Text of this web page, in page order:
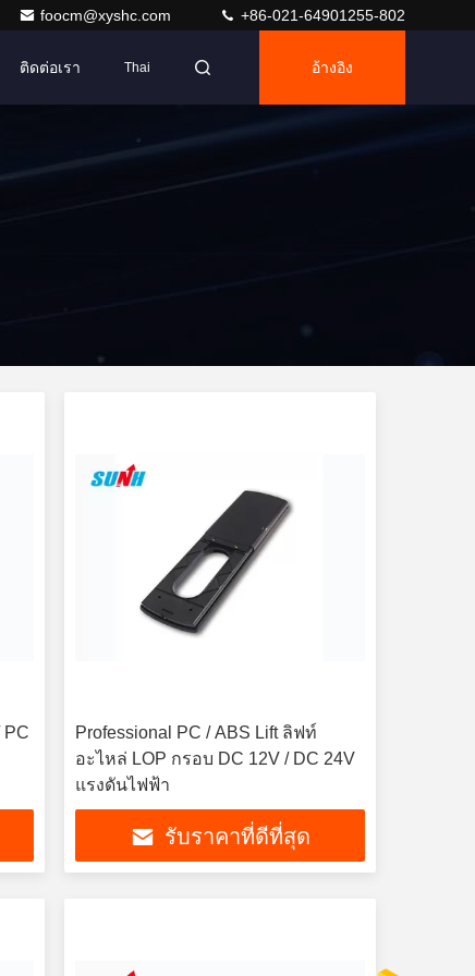
foocm@xyshc.com +86-021-64901255-802
ติดต่อเรา Thai อ้างอิง
Professional PC / ABS Lift ลิฟท์
อะไหล่ LOP กรอบ DC 12V / DC 24V
แรงดันไฟฟ้า
รับราคาที่ดีที่สุด